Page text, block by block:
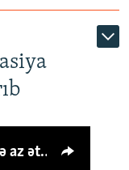
Azərbaycanlı avropalıdan iki dəfə az ət yeyir, amma... 'Qiymət artımı qaçılmazdır'